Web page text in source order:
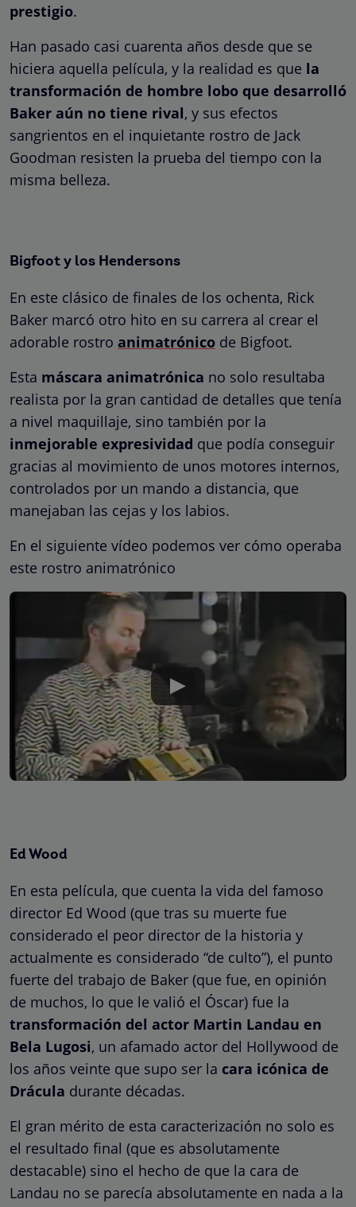
prestigio.
Han pasado casi cuarenta años desde que se
hiciera aquella película, y la realidad es que la
transformación de hombre lobo que desarrolló
Baker aún no tiene rival, y sus efectos
sangrientos en el inquietante rostro de Jack
Goodman resisten la prueba del tiempo con la
misma belleza.
Bigfoot y los Hendersons
En este clásico de finales de los ochenta, Rick
Baker marcó otro hito en su carrera al crear el
adorable rostro animatrónico de Bigfoot.
Esta máscara animatrónica no solo resultaba
realista por la gran cantidad de detalles que tenía
a nivel maquillaje, sino también por la
inmejorable expresividad que podía conseguir
gracias al movimiento de unos motores internos,
controlados por un mando a distancia, que
manejaban las cejas y los labios.
En el siguiente vídeo podemos ver cómo operaba
este rostro animatrónico
Ed Wood
En esta película, que cuenta la vida del famoso
director Ed Wood (que tras su muerte fue
considerado el peor director de la historia y
actualmente es considerado “de culto”), el punto
fuerte del trabajo de Baker (que fue, en opinión
de muchos, lo que le valió el Óscar) fue la
transformación del actor Martin Landau en
Bela Lugosi, un afamado actor del Hollywood de
los años veinte que supo ser la cara icónica de
Drácula durante décadas.
El gran mérito de esta caracterización no solo es
el resultado final (que es absolutamente
destacable) sino el hecho de que la cara de
Landau no se parecía absolutamente en nada a la